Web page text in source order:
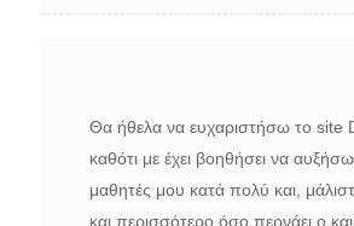
Θα ήθελα να ευχαριστήσω το site
καθότι με έχει βοηθήσει να
μαθητές μου κατά πολύ και,
και περισσότερο όσο περνάει ο